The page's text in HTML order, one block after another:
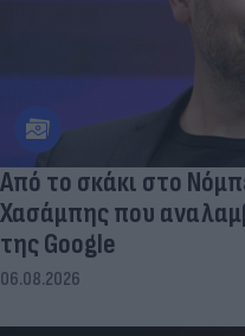
Από το σκάκι στο
Χασάμπης που
της Google
06.08.2026